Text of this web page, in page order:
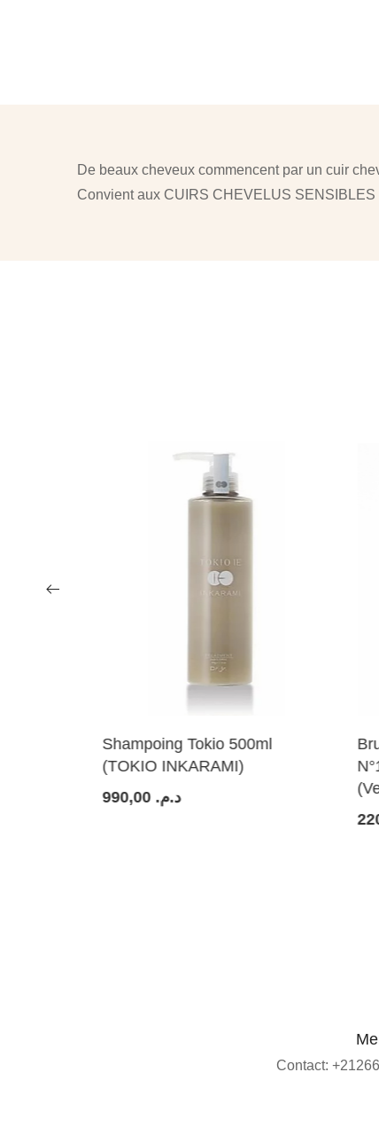
De beaux cheveux commencent par un cuir
Convient aux CUIRS CHEVELUS SENSIBLES
Shampoing Tokio 500ml
(TOKIO INKARAMI)
د.م.990,00
N°1
Contact: